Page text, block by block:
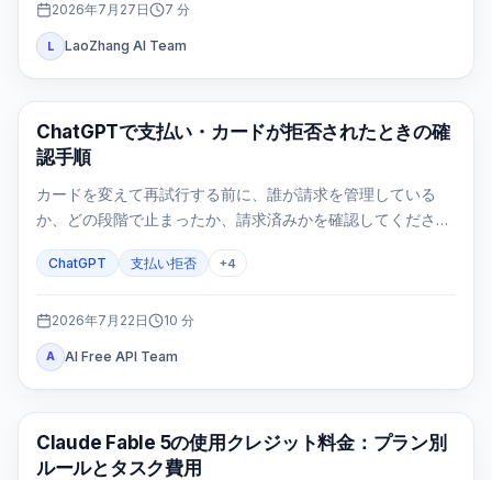
2026年7月27日 7 分
L LaoZhang AI Team
ChatGPT
ChatGPTで支払い・カードが拒否されたときの確
認手順
カードを変えて再試行する前に、誰が請求を管理している
か、どの段階で止まったか、請求済みかを確認してくださ
で安全に整理します。
ChatGPT 支払い拒否 +4
2026年7月22日 10 分
A AI Free API Team
Claude Code
Claude Fable 5の使用クレジット料金：プラン別
ルールとタスク費用